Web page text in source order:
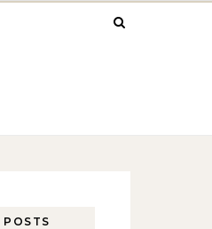
POSTS